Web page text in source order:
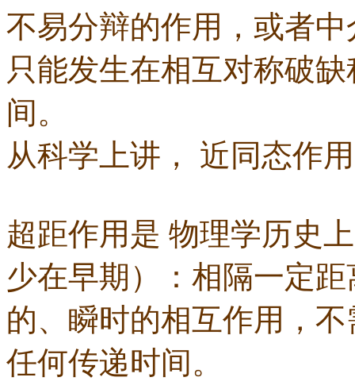
不易分辩的作用，或者
只能发生在相互对称破
间。
从科学上讲， 近同态作
超距作用是 物理学历史
少在早期）：相隔一定
的、瞬时的相互作用，
任何传递时间。